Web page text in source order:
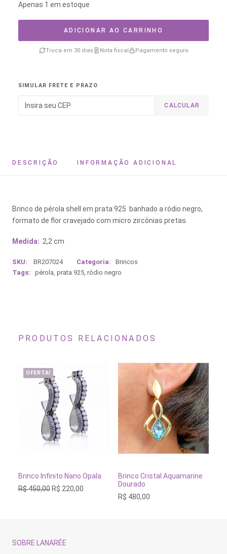
Apenas 1 em estoque
ADICIONAR AO CARRINHO
Troca em 30 dias Nota fiscal Pagamento seguro
SIMULAR FRETE E PRAZO
CALCULAR
DESCRIÇÃO INFORMAÇÃO ADICIONAL
Brinco de pérola shell em prata 925 banhado a ródio negro,
formato de flor cravejado com micro zircônias pretas.
Medida: 2,2 cm
SKU: BR207024 Categoria:
Brincos
Tags:
pérola, prata 925, ródio negro
PRODUTOS RELACIONADOS
OFERTA!
ADICIONAR AO CARRINHO
Brinco Infinito Nano Opala
R$450,00OR$ 220,00
ADICIONAR AO
Brinco Cristal Aquamarine
Dourado
R$ 480,00
SOBRE LANARÉE